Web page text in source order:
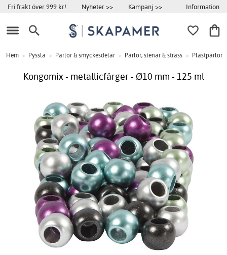
Fri frakt över 999 kr! Nyheter >> Kampanj >> Information
Hem > Pyssla > Pärlor & smyckesdelar > Pärlor, stenar & strass > Plastpärlor
Kongomix - metallicfärger - Ø10 mm - 125 ml